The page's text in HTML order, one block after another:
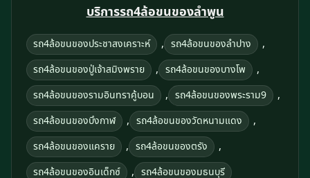
บริการรถ4ล้อขนของลําพูน
รถ4ล้อขนของประชาสงเคราะห์ , รถ4ล้อขนของลําปาง ,
รถ4ล้อขนของปู่เจ้าสมิงพราย , รถ4ล้อขนของบางโพ ,
รถ4ล้อขนของรามอินทราคู้บอน , รถ4ล้อขนของพระราม9 ,
รถ4ล้อขนของบึงกาฬ , รถ4ล้อขนของวัดหนามแดง ,
รถ4ล้อขนของแคราย , รถ4ล้อขนของตรัง ,
รถ4ล้อขนของอินเด็กซ์ , รถ4ล้อขนของมธนบุรี